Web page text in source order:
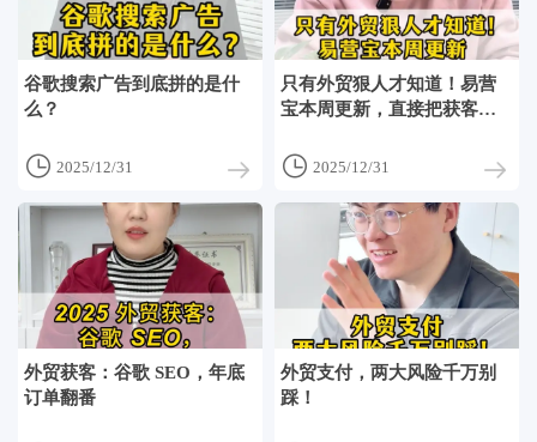
谷歌搜索广告到底拼的是什
么？
 2025/12/31
只有外贸狠人才知道！易营
宝本周更新，直接把获客效
 2025/12/31
外贸获客：谷歌 SEO，年底
订单翻番
外贸支付，两大风险千万别
踩！